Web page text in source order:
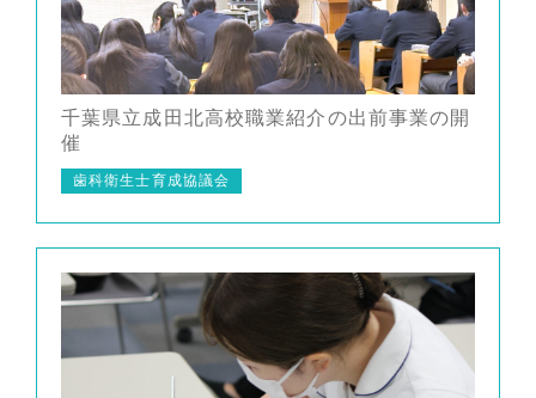
千葉県立成田北高校職業紹介の出前事業の開
催
歯科衛生士育成協議会